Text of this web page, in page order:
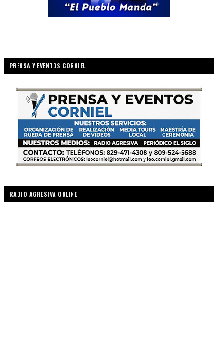
PRENSA Y EVENTOS CORNIEL
RADIO AGRESIVA ONLINE